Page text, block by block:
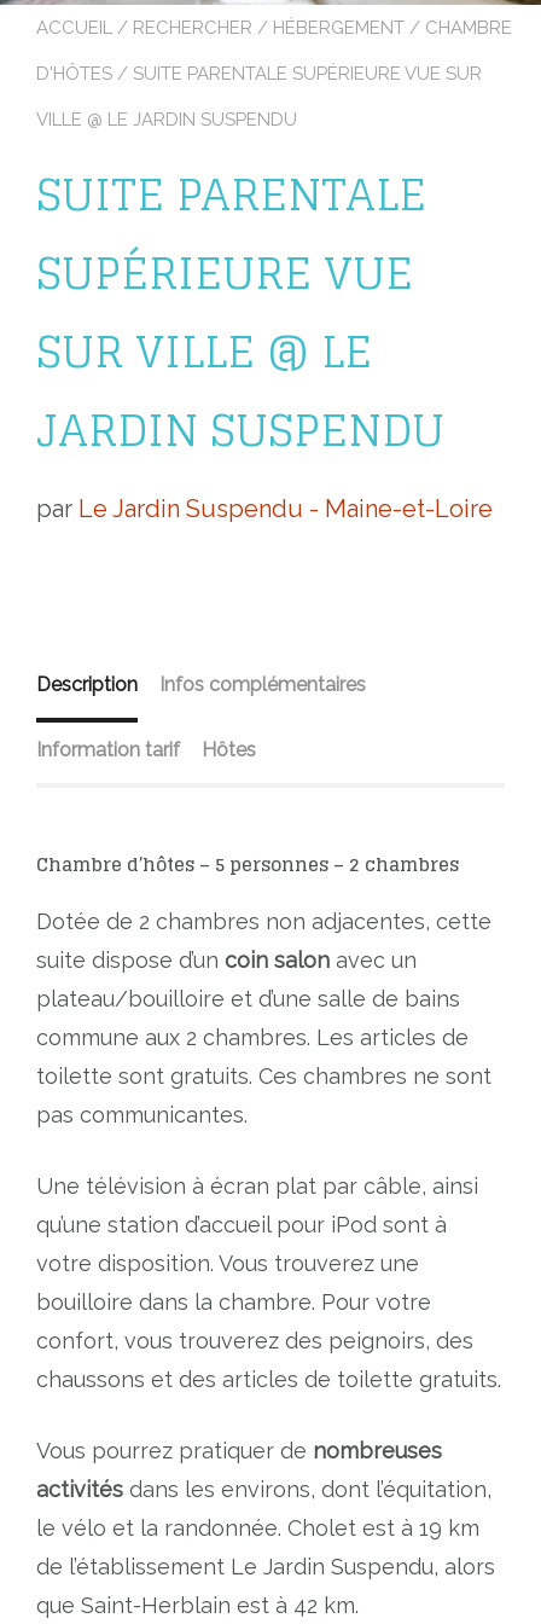
ACCUEIL / RECHERCHER / HÉBERGEMENT / CHAMBRE
D'HÔTES / SUITE PARENTALE SUPÉRIEURE VUE SUR
VILLE @ LE JARDIN SUSPENDU
SUITE PARENTALE
SUPÉRIEURE VUE
SUR VILLE @ LE
JARDIN SUSPENDU
par Le Jardin Suspendu - Maine-et-Loire
Description Infos complémentaires
Information tarif Hôtes
Chambre d’hôtes – 5 personnes – 2 chambres
Dotée de 2 chambres non adjacentes, cette
suite dispose d’un coin salon avec un
plateau/bouilloire et d’une salle de bains
commune aux 2 chambres. Les articles de
toilette sont gratuits. Ces chambres ne sont
pas communicantes.
Une télévision à écran plat par câble, ainsi
qu’une station d’accueil pour iPod sont à
votre disposition. Vous trouverez une
bouilloire dans la chambre. Pour votre
confort, vous trouverez des peignoirs, des
chaussons et des articles de toilette gratuits.
Vous pourrez pratiquer de nombreuses
activités dans les environs, dont l’équitation,
le vélo et la randonnée. Cholet est à 19 km
de l’établissement Le Jardin Suspendu, alors
que Saint-Herblain est à 42 km.